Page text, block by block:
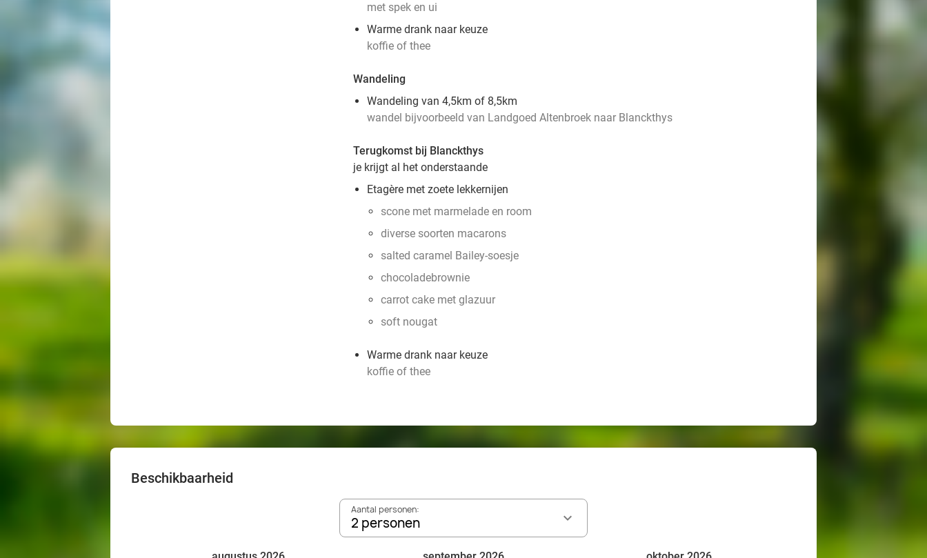
met spek en ui
Warme drank naar keuze
koffie of thee
Wandeling
Wandeling van 4,5km of 8,5km
wandel bijvoorbeeld van Landgoed Altenbroek naar Blanckthys
Terugkomst bij Blanckthys
je krijgt al het onderstaande
Etagère met zoete lekkernijen
scone met marmelade en room
diverse soorten macarons
salted caramel Bailey-soesje
chocoladebrownie
carrot cake met glazuur
soft nougat
Warme drank naar keuze
koffie of thee
Beschikbaarheid
Aantal personen:
2 personen